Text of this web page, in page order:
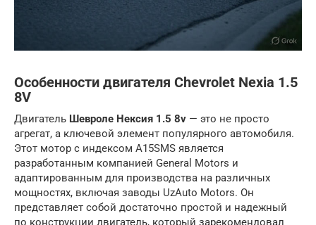
Особенности двигателя Chevrolet Nexia 1.5
8V
Двигатель Шевроле Нексия 1.5 8v — это не просто
агрегат, а ключевой элемент популярного автомобиля.
Этот мотор с индексом A15SMS является
разработанным компанией General Motors и
адаптированным для производства на различных
мощностях, включая заводы UzAuto Motors. Он
представляет собой достаточно простой и надежный
по конструкции двигатель, который зарекомендовал